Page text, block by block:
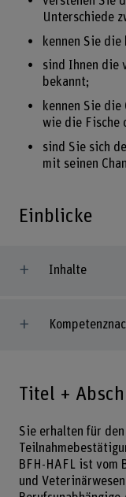
Unterschiede
kennen Sie
sind Ihnen die
bekannt;
kennen Sie die
wie die Fische
sind Sie sich
mit seinen
Einblicke
Inhalte
Titel +
Sie erhalten für
BFH-HAFL ist vom
und